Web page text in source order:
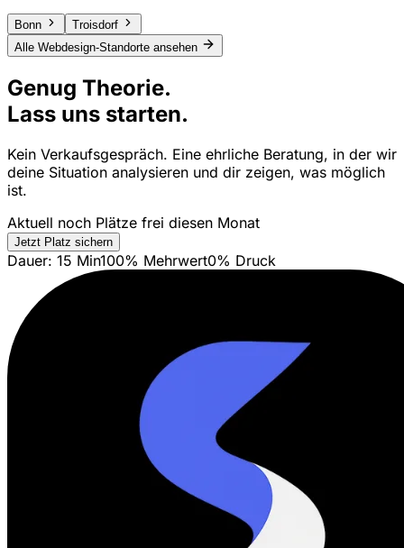
Bonn
Troisdorf
Alle Webdesign-Standorte ansehen
Genug Theorie.
Lass uns starten.
Kein Verkaufsgespräch. Eine ehrliche Beratung, in der wir
deine Situation analysieren und dir zeigen, was möglich
ist.
Aktuell noch Plätze frei diesen Monat
Jetzt Platz sichern
Dauer: 15 Min100% Mehrwert0% Druck